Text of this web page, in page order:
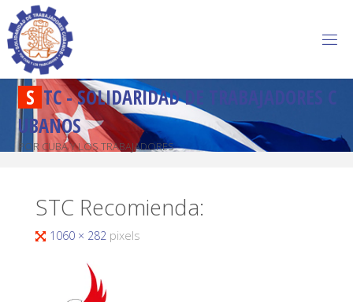
S TC-SOLIDARIDADD R A BAJADORES C
U BANOS
POR CUBA Y LOS TRABAJADORES
STC Recomienda:
1060 × 282 pixels